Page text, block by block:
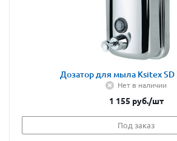
Дозатор для мыла Ksitex SD
Нет в наличии
1 155 руб./шт
Под заказ